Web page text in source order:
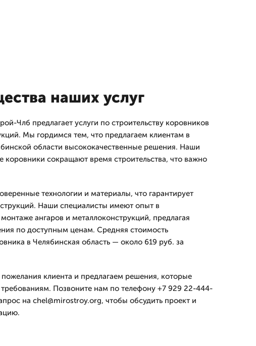
наших услуг
Члб предлагает услуги по строительству коровников
Мы гордимся тем, что предлагаем клиентам в
области высококачественные решения. Наши
коровники сокращают время строительства, что важно
технологии и материалы, что гарантирует
Наши специалисты имеют опыт в
ангаров и металлоконструкций, предлагая
по доступным ценам. Средняя стоимость
в Челябинская область — около 619 руб. за
клиента и предлагаем решения, которые
требованиям. Позвоните нам по телефону +7 929 22-444-
на chel@mirostroy.org, чтобы обсудить проект и